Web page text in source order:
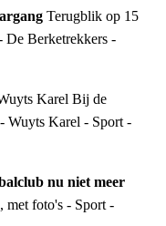
Terugblik op 15
De Berketrekkers -
Karel Bij de
Wuyts Karel - Sport -
nu niet meer
met foto's - Sport -